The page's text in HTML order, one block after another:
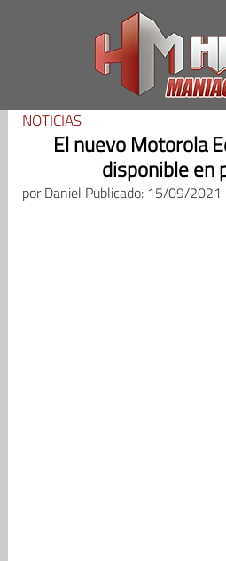
NOTICIAS
El nuevo Motorola
disponible en
porDaniel Publicado: 15/09/2021